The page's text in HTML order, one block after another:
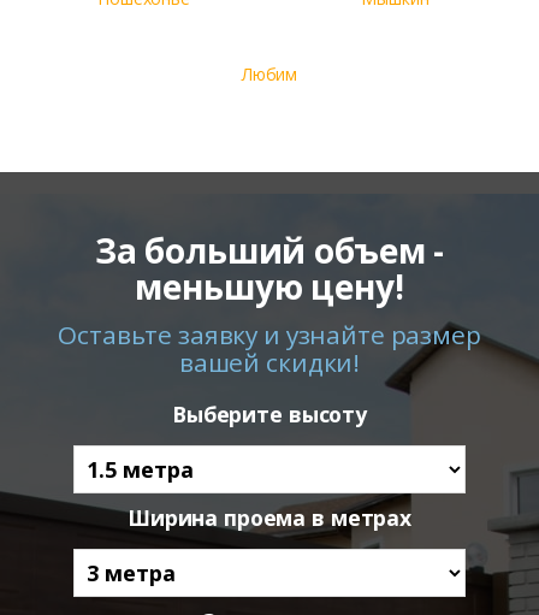
Любим
За больший объем -
меньшую цену!
Оставьте заявку и узнайте размер
вашей скидки!
Выберите высоту
Ширина проема в метрах